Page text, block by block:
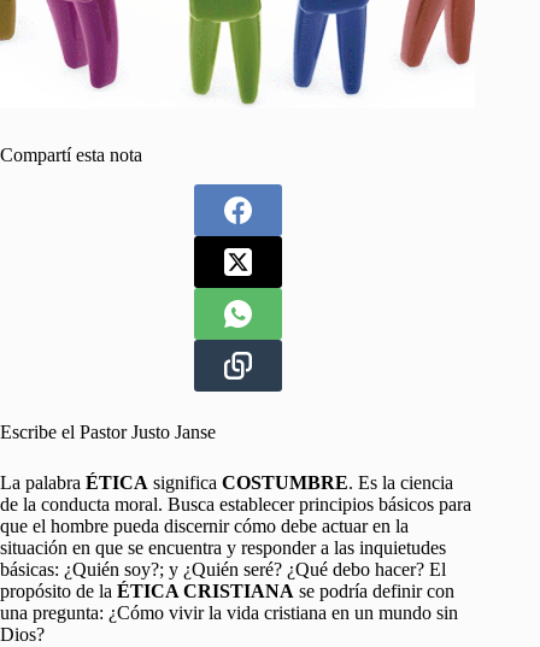
Compartí esta nota
Escribe el Pastor Justo Janse
La palabra ÉTICA significa COSTUMBRE. Es la ciencia
de la conducta moral. Busca establecer principios básicos para
que el hombre pueda discernir cómo debe actuar en la
situación en que se encuentra y responder a las inquietudes
básicas: ¿Quién soy?; y ¿Quién seré? ¿Qué debo hacer? El
propósito de la ÉTICA CRISTIANA se podría definir con
una pregunta: ¿Cómo vivir la vida cristiana en un mundo sin
Dios?